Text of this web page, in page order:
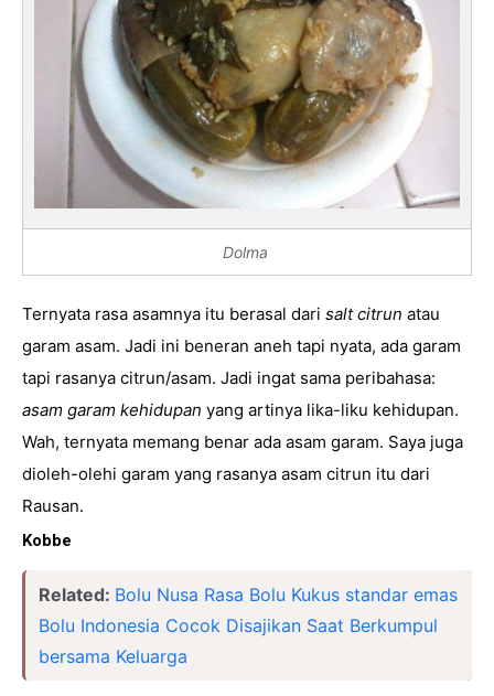
Dolma
Ternyata rasa asamnya itu berasal dari salt citrun atau
garam asam. Jadi ini beneran aneh tapi nyata, ada garam
asam garam kehidupan yang artinya lika-liku kehidupan.
Wah, ternyata memang benar ada asam garam. Saya juga
dioleh-olehi garam yang rasanya asam citrun itu dari
Rausan.
Kobbe
Related: Bolu Nusa Rasa Bolu Kukus standar emas
Bolu Indonesia Cocok Disajikan Saat Berkumpul
bersama Keluarga